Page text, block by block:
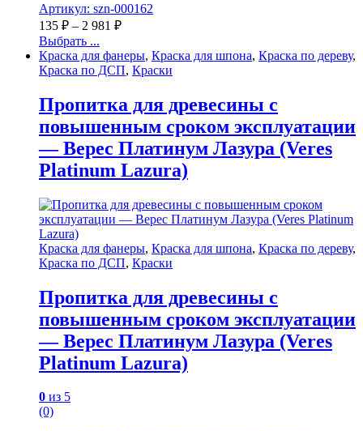
Артикул: szn-000162
135 ₽ – 2 981 ₽
Выбрать ...
Краска для фанеры, Краска для шпона, Краска по дереву,
Краска по ДСП, Краски
Пропитка для древесины с
повышенным сроком эксплуатации
— Верес Платинум Лазура (Veres
Platinum Lazura)
Краска для фанеры, Краска для шпона, Краска по дереву,
Краска по ДСП, Краски
Пропитка для древесины с
повышенным сроком эксплуатации
— Верес Платинум Лазура (Veres
Platinum Lazura)
0 из 5
(0)